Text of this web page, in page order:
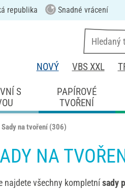
republika Snadné vrácení
NOVÝ VBS XXL
S
PAPÍROVÉ
TVOŘENÍ
Sady na tvoření (306)
NA
najdete všechny kompletnísady